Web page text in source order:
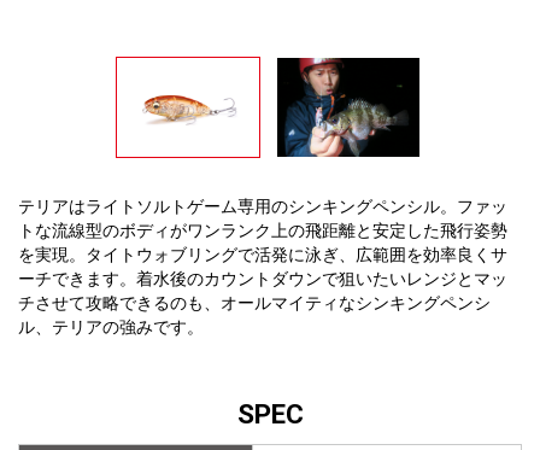
テリアはライトソルトゲーム専用のシンキングペンシル。ファッ
トな流線型のボディがワンランク上の飛距離と安定した飛行姿勢
を実現。タイトウォブリングで活発に泳ぎ、広範囲を効率良くサ
ーチできます。着水後のカウントダウンで狙いたいレンジとマッ
チさせて攻略できるのも、オールマイティなシンキングペンシ
ル、テリアの強みです。
SPEC